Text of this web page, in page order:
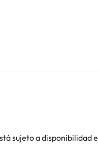
sujeto a disponibilidad